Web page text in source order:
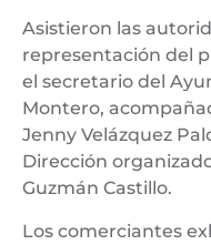
Asistieron las
representación del
el secretario del
Montero,
Jenny Velázquez
Dirección
Guzmán Castillo.
Los comerciantes